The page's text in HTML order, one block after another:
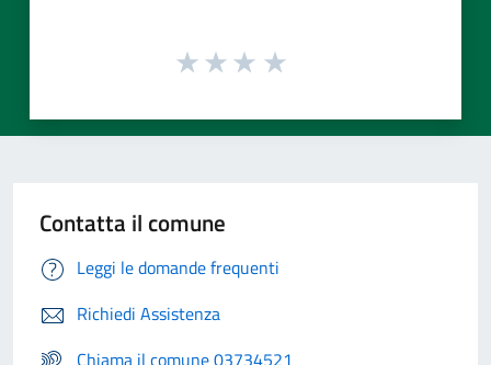
Contatta il comune
Leggi le domande frequenti
Richiedi Assistenza
Chiama il comune 03734521